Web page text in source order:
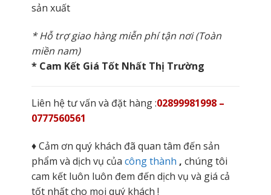
sản xuất
* Hỗ trợ giao hàng miễn phí tận nơi (Toàn
miền nam)
* Cam Kết Giá Tốt Nhất Thị Trường
Liên hệ tư vấn và đặt hàng :02899981998 –
0777560561
♦ Cảm ơn quý khách đã quan tâm đến sản
phẩm và dịch vụ của công thành , chúng tôi
cam kết luôn luôn đem đến dịch vụ và giá cả
tốt nhất cho mọi quý khách !